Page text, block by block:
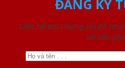
ĐĂNG KÝ
Liên hệ với chúng tôi để
về sản